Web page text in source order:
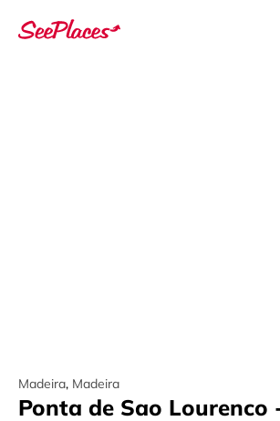
Madeira, Madeira
Ponta de Sao